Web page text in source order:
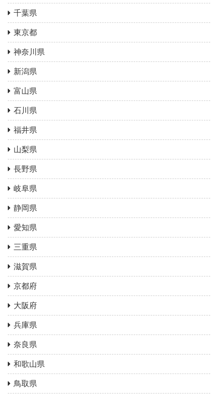
千葉県
東京都
神奈川県
新潟県
富山県
石川県
福井県
山梨県
長野県
岐阜県
静岡県
愛知県
三重県
滋賀県
京都府
大阪府
兵庫県
奈良県
和歌山県
鳥取県